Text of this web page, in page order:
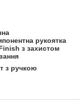
рукоятка
з захистом
з ручкою